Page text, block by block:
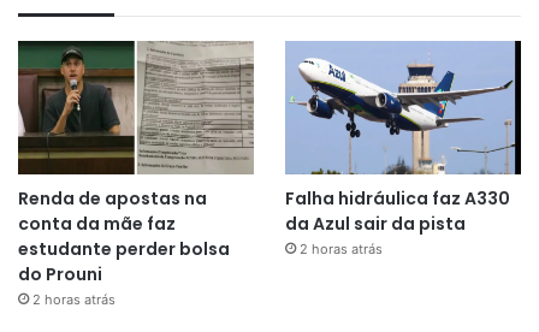
Renda de apostas na
conta da mãe faz
estudante perder bolsa
do Prouni
2 horas atrás
Falha hidráulica faz A330
da Azul sair da pista
2 horas atrás